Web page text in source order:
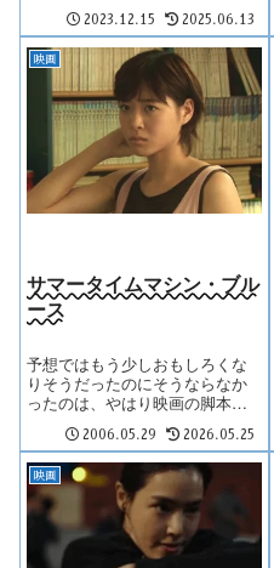
2023.12.15 2025.06.13
映画
サマータイムマシン・ブル
ース
予想ではもう少しおもしろくな
りそうだったのにそうならなか
ったのは、やはり映画の脚本に
なっていなかったためではない
かと思える。2006.05.29 2026.05.25
映画